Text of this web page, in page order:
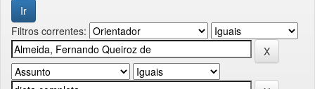
Filtros correntes: